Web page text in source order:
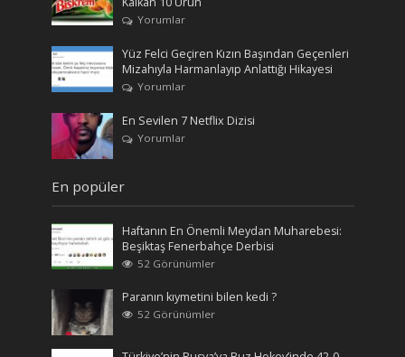
Yorumlar
Yüz Felci Geçiren Kızın Başından Geçenleri
Mizahıyla Harmanlayıp Anlattığı Hikayesi
Yorumlar
En Sevilen 7 Netflix Dizisi
Yorumlar
En popüler
Haftanın En Önemli Meydan Muharebesi:
Beşiktaş Fenerbahçe Derbisi
52 Görünümler
Paranın kıymetini bilen kedi ?
52 Görünümler